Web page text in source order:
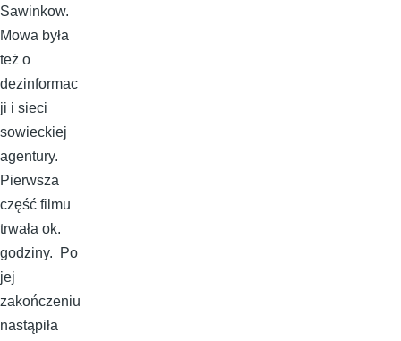
Sawinkow.
Mowa była
też o
dezinformac
ji i sieci
sowieckiej
agentury.
Pierwsza
część filmu
trwała ok.
godziny. Po
jej
zakończeniu
nastąpiła